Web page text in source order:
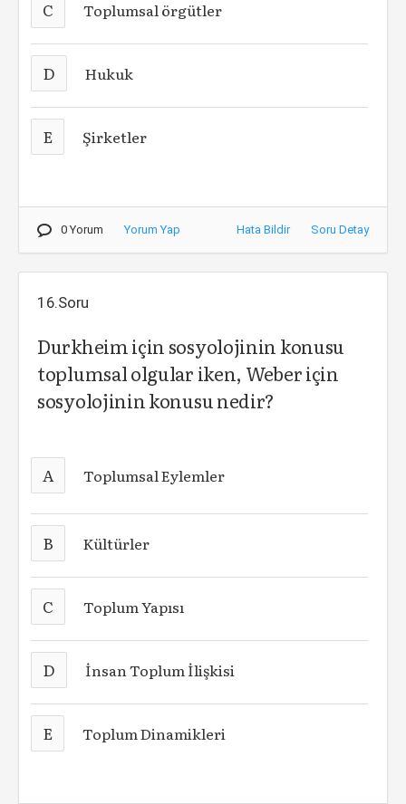
C Toplumsal örgütler
D Hukuk
E Şirketler
0 Yorum Yorum Yap Hata Bildir Soru Detay
16.Soru
Durkheim için sosyolojinin konusu
toplumsal olgular iken, Weber için
sosyolojinin konusu nedir?
A Toplumsal Eylemler
B Kültürler
C Toplum Yapısı
D İnsan Toplum İlişkisi
E Toplum Dinamikleri